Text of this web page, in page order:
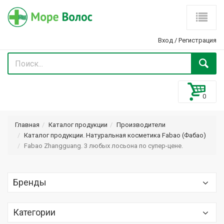
Вход / Регистрация
Главная Каталог продукции
Производители
Каталог продукции. Натуральная косметика Fabao (Фабао)
Fabao Zhangguang. 3 любых лосьона по супер-цене.
Бренды
Категории